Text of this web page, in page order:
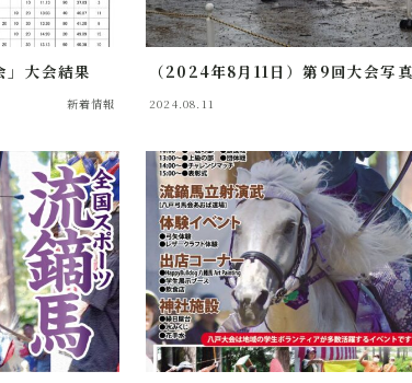
録
大会協賛スポンサー募集中！
」大会結果
新着情報
（2024年8月11日）第9回大会写
2024.08.11